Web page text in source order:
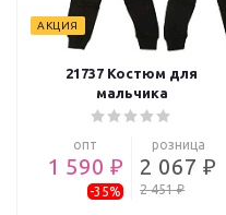
АКЦИЯ
21737 Костюм для
мальчика
опт
1 590 ₽
-35%
розница
2 067 ₽
2 451 ₽